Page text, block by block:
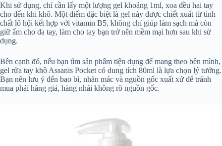
Khi sử dụng, chỉ cần lấy một lượng gel khoảng 1ml, xoa đều hai tay
cho đến khi khô. Một điểm đặc biệt là gel này được chiết xuất từ tinh
chất lô hội kết hợp với vitamin B5, không chỉ giúp làm sạch mà còn
giữ ẩm cho da tay, làm cho tay bạn trở nên mềm mại hơn sau khi sử
dụng.
Bên cạnh đó, nếu bạn tìm sản phẩm tiện dụng để mang theo bên mình,
gel rửa tay khô Assanis Pocket có dung tích 80ml là lựa chọn lý tưởng.
Bạn nên lưu ý đến bao bì, nhãn mác và nguồn gốc xuất xứ để tránh
mua phải hàng giả, hàng nhái không rõ nguồn gốc.